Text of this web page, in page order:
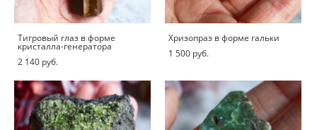
Тигровый глаз в форме
кристалла-генератора
2 140 pуб.
Хризопраз в форме гальки
1 500 pуб.